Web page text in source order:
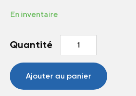
En inventaire
Quantité
Impatiens
Solarscape®
Ajouter au panier